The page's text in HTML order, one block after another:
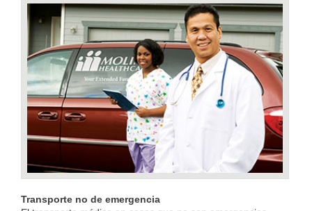
Transporte no de emergencia